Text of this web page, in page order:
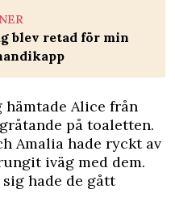
blev retad för min
hämtade Alice från
på toaletten.
Amalia hade ryckt av
iväg med dem.
hade de gått